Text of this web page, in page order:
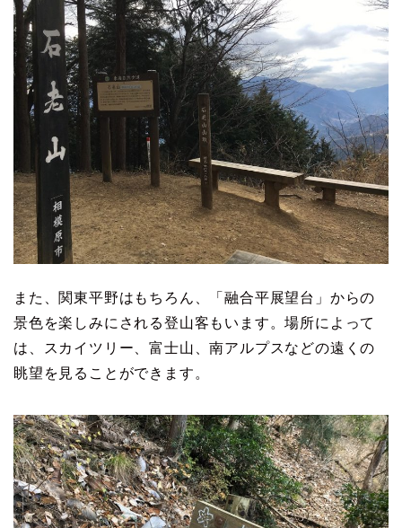
また、関東平野はもちろん、「融合平展望台」からの
景色を楽しみにされる登山客もいます。場所によって
は、スカイツリー、富士山、南アルプスなどの遠くの
眺望を見ることができます。